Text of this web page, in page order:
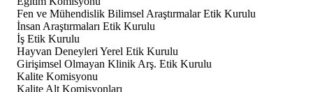
Fen ve Mühendislik Bilimsel Araştırmalar Etik Kurulu
İnsan Araştırmaları Etik Kurulu
İş Etik Kurulu
Hayvan Deneyleri Yerel Etik Kurulu
Girişimsel Olmayan Klinik Arş. Etik Kurulu
Kalite Komisyonu
Kalite Alt Komisyonları